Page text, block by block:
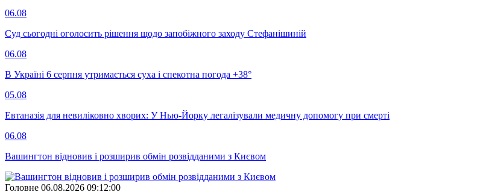
06.08
Суд сьогодні оголосить рішення щодо запобіжного заходу Стефанішиній
06.08
В Україні 6 серпня утримається суха і спекотна погода +38°
05.08
Евтаназія для невиліковно хворих: У Нью-Йорку легалізували медичну допомогу при смерті
06.08
Вашингтон відновив і розширив обмін розвідданими з Києвом
Головне 06.08.2026 09:12:00